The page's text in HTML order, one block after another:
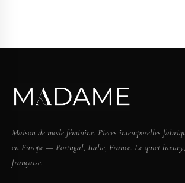
Maison de mode féminine. Pièces intemporelles
en Europe — Portugal, Italie, France. Le quiet
française.